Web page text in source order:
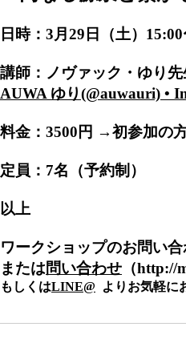
日時：3月29日（土）
講師：ノヴァック・ゆり先
AUWA ゆり(@auwauri) •
料金： 3500円 →初参加の
定員：7名（予約制）
以上
ワークショップのお問い
または問い合わせ （http://
もしくはLINE@ よりお気軽に